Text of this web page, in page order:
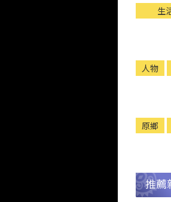
生
人物
原鄉
推薦